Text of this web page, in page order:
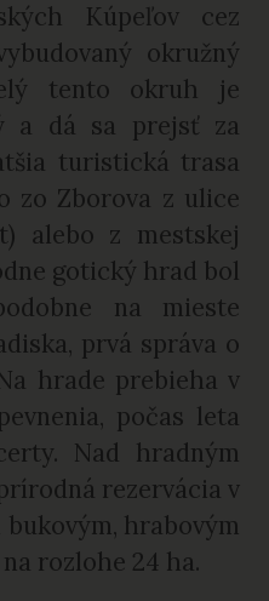
Kúpeľov cez
okružný
tento okruh je
a dá sa prejsť za
turistická trasa
zo Zborova z ulice
alebo z mestskej
gotický hrad bol
na mieste
prvá správa o
hrade prebieha v
počas leta
Nad hradným
rezervácia v
hrabovým
rozlohe 24 ha.